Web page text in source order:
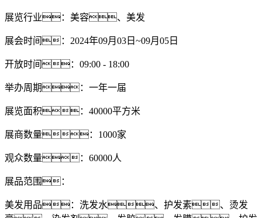
展览行业：美容、美发
展会时间：2024年09月03日~09月05日
开放时间：09:00 - 18:00
举办周期：一年一届
展览面积：40000平方米
展商数量：1000家
观众数量：60000人
展品范围：
美发用品：洗发水、护发素、烫发